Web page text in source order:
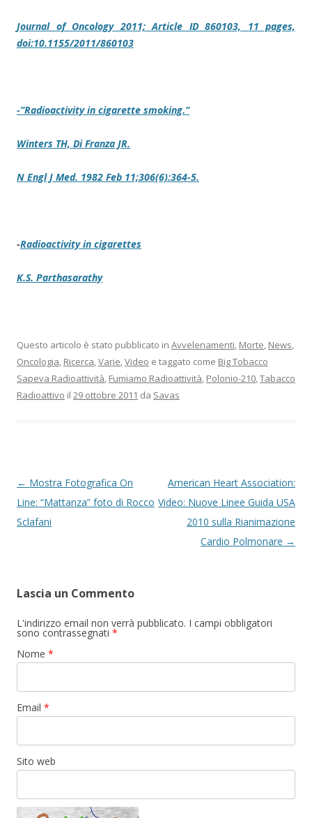
Journal of Oncology 2011; Article ID 860103, 11 pages,
doi:10.1155/2011/860103
-”Radioactivity in cigarette smoking.”
Winters TH, Di Franza JR.
N Engl J Med. 1982 Feb 11;306(6):364-5.
-Radioactivity in cigarettes
K.S. Parthasarathy
Questo articolo è stato pubblicato in Avvelenamenti, Morte, News,
Oncologia, Ricerca,Varie,Video e taggato come Big Tobacco
Sapeva Radioattività, Fumiamo Radioattività, Polonio-210,Tabacco
Radioattivo il 29 ottobre 2011 da Savas
Navigazione articolo
← Mostra Fotografica On
Line: “Mattanza” foto di Rocco
Sclafani
American Heart Association:
Video: Nuove Linee Guida USA
2010 sulla Rianimazione
Cardio Polmonare →
Lascia un Commento
L'indirizzo email non verrà pubblicato. I campi obbligatori
sono contrassegnati *
Nome *
Email *
Sito web